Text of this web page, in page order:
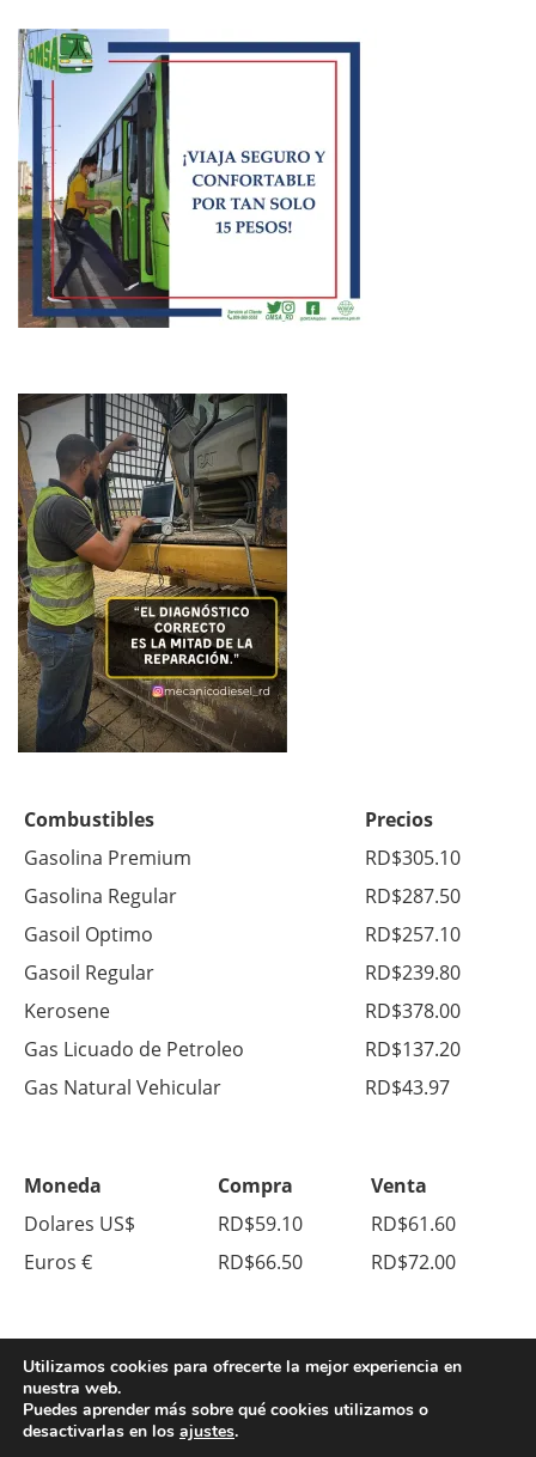
Combustibles
Precios
Gasolina Premium
RD$305.10
Gasolina Regular
RD$287.50
Gasoil Optimo
RD$257.10
Gasoil Regular
RD$239.80
Kerosene
RD$378.00
Gas Licuado de Petroleo
RD$137.20
Gas Natural Vehicular
RD$43.97
Moneda Compra
Venta
Dolares US$
RD$59.10
RD$61.60
Euros €
RD$66.50 RD$72.00
© Copyright 2026. All Right Reserved.
Utilizamos cookies para ofrecerte la mejor experiencia en
nuestra web.
Puedes aprender más sobre qué cookies utilizamos o
desactivarlas en los ajustes.